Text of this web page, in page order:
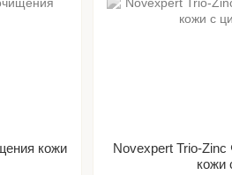
кожи
Novexpert Trio-
кожи